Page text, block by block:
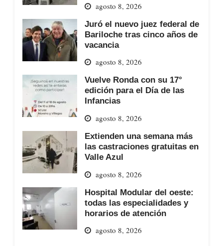
agosto 8, 2026
Juró el nuevo juez federal de
Bariloche tras cinco años de
vacancia
agosto 8, 2026
Vuelve Ronda con su 17°
edición para el Día de las
Infancias
agosto 8, 2026
Extienden una semana más
las castraciones gratuitas en
Valle Azul
agosto 8, 2026
Hospital Modular del oeste:
todas las especialidades y
horarios de atención
agosto 8, 2026